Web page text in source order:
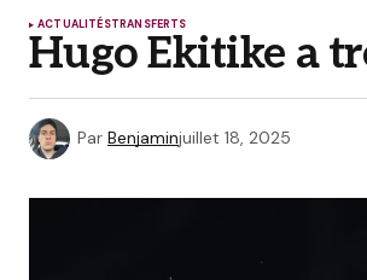
ACTUALITÉSTRANSFERTS
Hugo Ekitike a
Par Benjaminjuillet 18, 2025